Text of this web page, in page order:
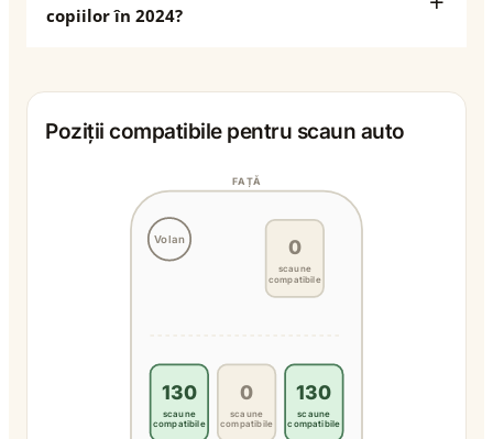
copiilor în 2024?
Poziții compatibile pentru scaun auto
Volan
FAȚĂ
0
scaune
compatibile
130
scaune
compatibile
0
scaune
compatibile
130
scaune
compatibile